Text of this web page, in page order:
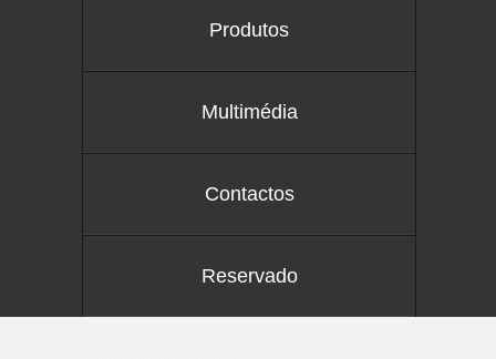
Produtos
Multimédia
Contactos
Reservado